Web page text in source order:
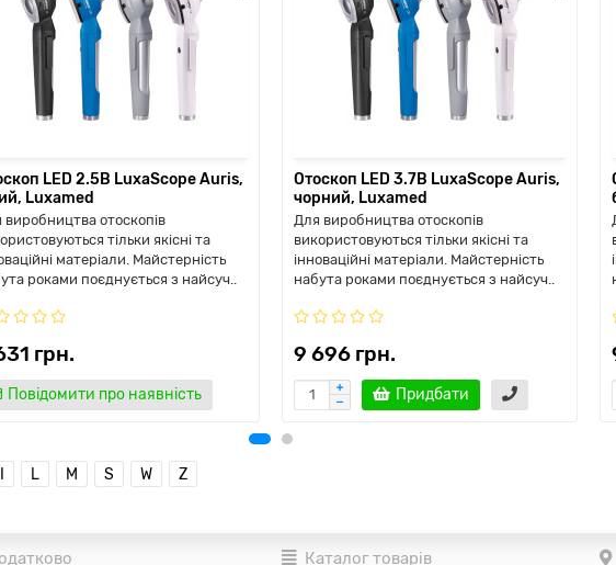
LED 2.5В LuxaScope Auris,
Luxamed
виробництва отоскопів
тільки якісні та
матеріали. Майстерність
роками поєднується з найсуч..
грн.
Повідомити про наявність
Отоскоп LED 3.7В LuxaScope Auris,
чорний, Luxamed
Для виробництва отоскопів
використовуються тільки якісні та
інноваційні матеріали. Майстерність
набута роками поєднується з найсуч..
9 696 грн.
Придбати
L M S W Z
Каталог товарів